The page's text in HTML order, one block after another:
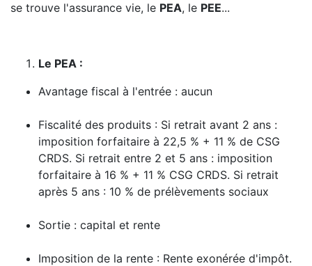
se trouve l'assurance vie, le PEA, le PEE...
Le PEA :
Avantage fiscal à l'entrée : aucun
Fiscalité des produits : Si retrait avant 2 ans :
imposition forfaitaire à 22,5 % + 11 % de CSG
CRDS. Si retrait entre 2 et 5 ans : imposition
forfaitaire à 16 % + 11 % CSG CRDS. Si retrait
après 5 ans : 10 % de prélèvements sociaux
Sortie : capital et rente
Imposition de la rente : Rente exonérée d'impôt.